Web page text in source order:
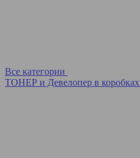
Все категории
ТОНЕР и Девелопер в